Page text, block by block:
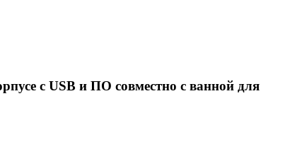
с USB и ПО совместно с ванной для